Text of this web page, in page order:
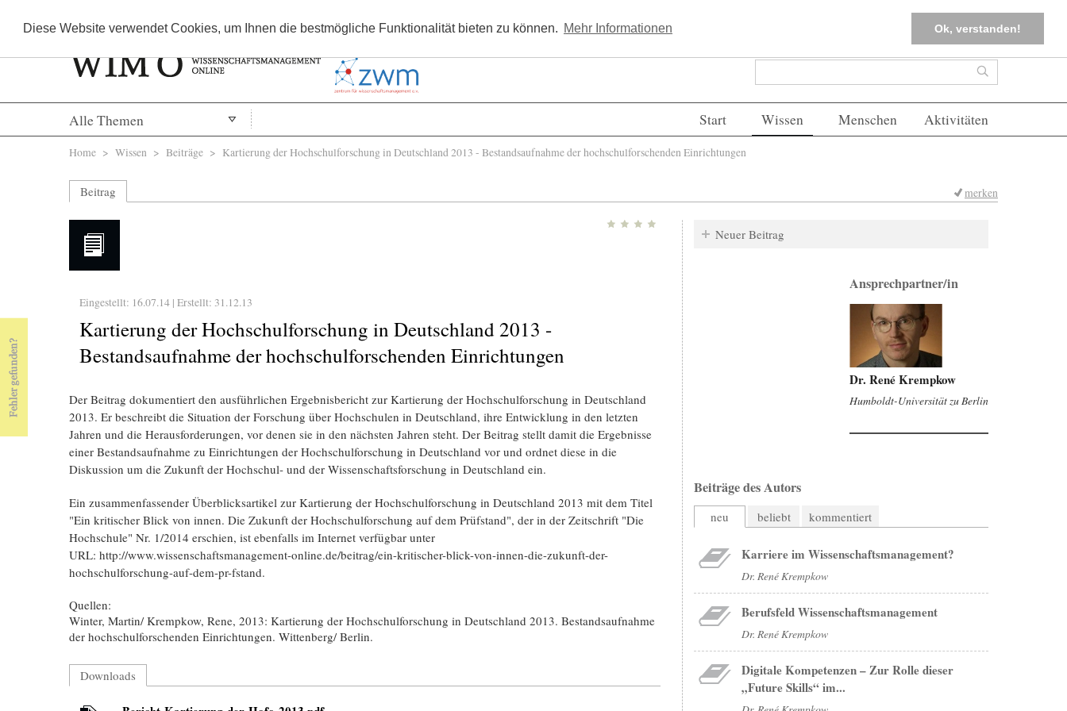
Diese Website verwendet Cookies, um Ihnen die bestmögliche Funktionalität bieten zu können. Mehr Informationen Ok, verstanden!
Kostenlos registrieren FAQs Einloggen
Suchformular Suche
Alle Themen Start Wissen Menschen Aktivitäten
Sie sind hier
Home > Wissen > Beiträge > Kartierung der Hochschulforschung in Deutschland 2013 - Bestandsaufnahme der hochschulforschenden Einrichtungen
Beitrag merken
Eingestellt: 16.07.14 | Erstellt: 31.12.13
Kartierung der Hochschulforschung in Deutschland 2013 -
Bestandsaufnahme der hochschulforschenden Einrichtungen
Der Beitrag dokumentiert den ausführlichen Ergebnisbericht zur Kartierung der Hochschulforschung in Deutschland
2013. Er beschreibt die Situation der Forschung über Hochschulen in Deutschland, ihre Entwicklung in den letzten
Jahren und die Herausforderungen, vor denen sie in den nächsten Jahren steht. Der Beitrag stellt damit die Ergebnisse
einer Bestandsaufnahme zu Einrichtungen der Hochschulforschung in Deutschland vor und ordnet diese in die
Diskussion um die Zukunft der Hochschul- und der Wissenschaftsforschung in Deutschland ein.
Ein zusammenfassender Überblicksartikel zur Kartierung der Hochschulforschung in Deutschland 2013 mit dem Titel
"Ein kritischer Blick von innen. Die Zukunft der Hochschulforschung auf dem Prüfstand", der in der Zeitschrift "Die
Hochschule" Nr. 1/2014 erschien, ist ebenfalls im Internet verfügbar unter
URL: http://www.wissenschaftsmanagement-online.de/beitrag/ein-kritischer-blick-von-innen-die-zukunft-der-
hochschulforschung-auf-dem-pr-fstand.
Quellen:
Winter, Martin/ Krempkow, Rene, 2013: Kartierung der Hochschulforschung in Deutschland 2013. Bestandsaufnahme
der hochschulforschenden Einrichtungen. Wittenberg/ Berlin.
Downloads
Neuer Beitrag
Ansprechpartner/in
Dr. René Krempkow
Humboldt-Universität zu Berlin
Beiträge des Autors
neu beliebt kommentiert
Karriere im Wissenschaftsmanagement?
Dr. René Krempkow
Berufsfeld Wissenschaftsmanagement
Dr. René Krempkow
Digitale Kompetenzen – Zur Rolle dieser
„Future Skills“ im...